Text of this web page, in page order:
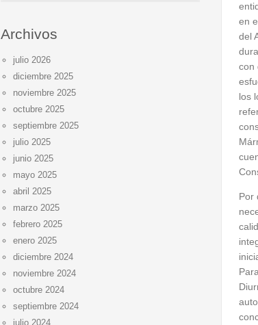
en
del
con
los
Por
Archivos
julio 2026
diciembre 2025
noviembre 2025
octubre 2025
septiembre 2025
julio 2025
junio 2025
mayo 2025
abril 2025
marzo 2025
febrero 2025
enero 2025
diciembre 2024
noviembre 2024
octubre 2024
septiembre 2024
julio 2024